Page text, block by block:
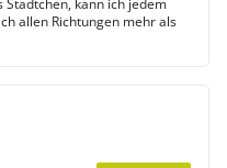
kann ich jedem
allen Richtungen mehr als